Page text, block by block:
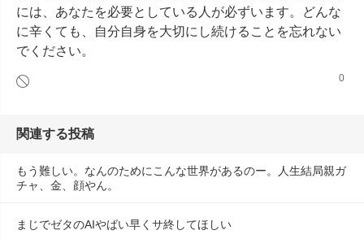
には、あなたを必要としている人が必ずいます。どんな
に辛くても、自分自身を大切にし続けることを忘れない
でください。
0
関連する投稿
もう難しい。なんのためにこんな世界があるのー。人生結局親ガ
チャ、金、顔やん。
まじでゼタのAIやばい早くサ終してほしい